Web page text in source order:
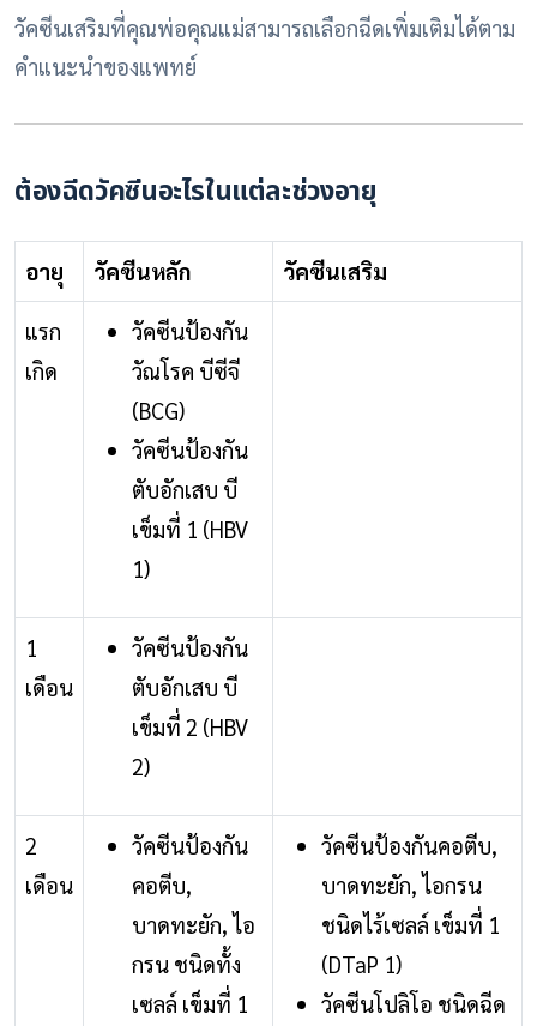
วัคซีนเสริมที่คุณพ่อคุณแม่สามารถเลือกฉีดเพิ่มเติมได้ตาม
คำแนะนำของแพทย์
ต้องฉีดวัคซีนอะไรในแต่ละช่วงอายุ
อายุ วัคซีนหลัก วัคซีนเสริม
แรก
เกิด
วัคซีนป้องกัน
วัณโรค บีซีจี
(BCG)
วัคซีนป้องกัน
ตับอักเสบ บี
เข็มที่ 1 (HBV
1)
1
เดือน
วัคซีนป้องกัน
ตับอักเสบ บี
เข็มที่ 2 (HBV
2)
2
เดือน
วัคซีนป้องกัน
คอตีบ,
บาดทะยัก, ไอ
กรน ชนิดทั้ง
เซลล์ เข็มที่ 1
วัคซีนป้องกันคอตีบ,
บาดทะยัก, ไอกรน
ชนิดไร้เซลล์ เข็มที่ 1
(DTaP 1)
วัคซีนโปลิโอ ชนิดฉีด